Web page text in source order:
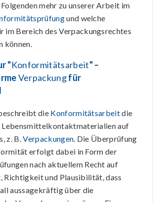
mehr zu unserer Arbeit im
und welche
im Bereich des Verpackungsrechtes
können.
"Konformitätsarbeit" –
Verpackungfür
die Konformitätsarbeitdie
Lebensmittelkontaktmaterialien auf
z. B.Verpackungen. Die Überprüfung
erfolgt dabei in Form der
nach aktuellem Recht auf
Richtigkeit und Plausibilität, dass
aussagekräftig über die